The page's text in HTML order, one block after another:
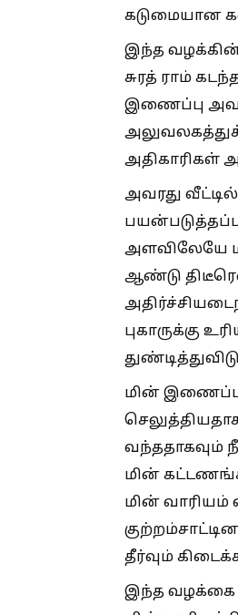
கடுமையான
இந்த
சுரத் ராம்
இணைப்பு
அதிகாரிகள்
அவரது
அளவிலேயே
ஆண்டு
புகாருக்கு
மின் இணைப்பு
வந்ததாகவும்
மின்
மின்
தீர்வும்
இந்த வழக்கை